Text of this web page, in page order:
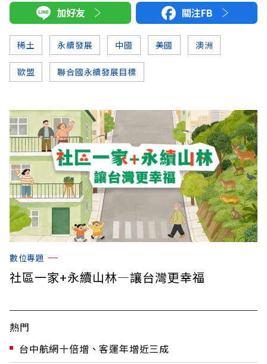
加好友 關注FB
稀土 永續發展 中國 美國 澳洲
歐盟 聯合國永續發展目標
數位專題
社區一家+永續山林—讓台灣更幸福
熱門
台中航網十倍增、客運年增近三成